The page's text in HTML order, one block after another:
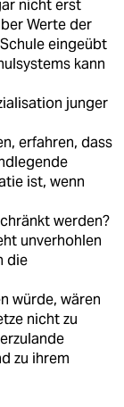
nicht erst
Werte der
eingeübt
kann
junger
erfahren, dass
ist, wenn
werden?
unverhohlen
die
würde, wären
nicht zu
zu ihrem